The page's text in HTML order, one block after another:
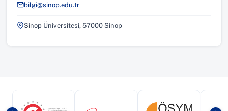
bilgi@sinop.edu.tr
Sinop Üniversitesi, 57000 Sinop